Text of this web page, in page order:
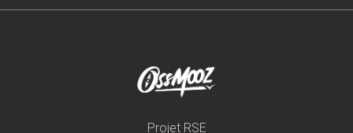
Projet RSE